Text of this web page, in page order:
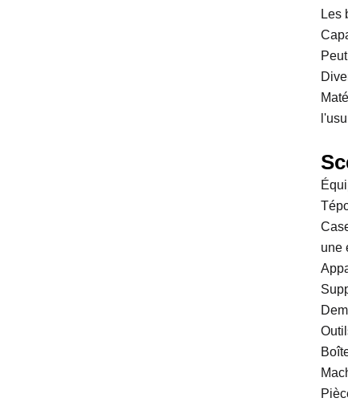
Les
une